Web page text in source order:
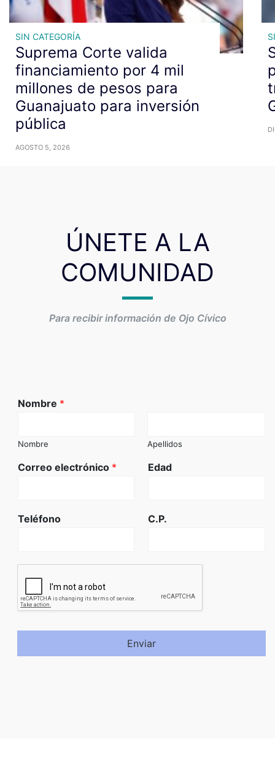
SIN CATEGORÍA
Suprema Corte valida
financiamiento por 4 mil
millones de pesos para
Guanajuato para inversión
pública
AGOSTO 5, 2026
ÚNETE A LA
COMUNIDAD
Para recibir información de Ojo Cívico
Nombre *
Nombre Apellidos
Correo electrónico * Edad
Teléfono C.P.
Enviar